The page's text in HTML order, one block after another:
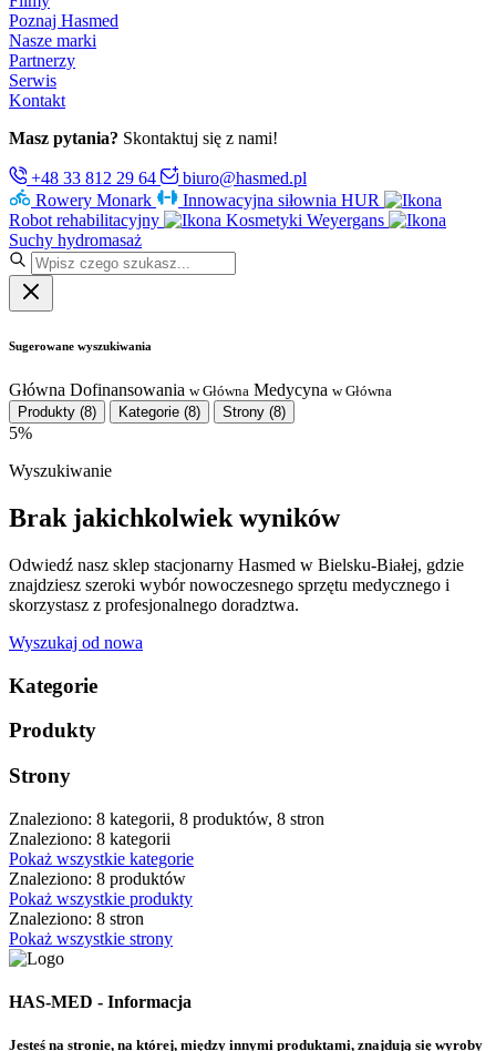
Poznaj Hasmed
Nasze marki
Partnerzy
Serwis
Kontakt
Masz pytania? Skontaktuj się z nami!
+48 33 812 29 64
biuro@hasmed.pl
Rowery Monark
Innowacyjna siłownia HUR
Robot rehabilitacyjny
Kosmetyki Weyergans
Suchy hydromasaż
Sugerowane wyszukiwania
Główna Dofinansowania w Główna Medycyna w Główna
Produkty (8) Kategorie (8) Strony (8)
5%
Wyszukiwanie
Brak jakichkolwiek wyników
Odwiedź nasz sklep stacjonarny Hasmed w Bielsku-Białej, gdzie
znajdziesz szeroki wybór nowoczesnego sprzętu medycznego i
skorzystasz z profesjonalnego doradztwa.
Wyszukaj od nowa
Kategorie
Produkty
Strony
Znaleziono: 8 kategorii, 8 produktów, 8 stron
Znaleziono: 8 kategorii
Pokaż wszystkie kategorie
Znaleziono: 8 produktów
Pokaż wszystkie produkty
Znaleziono: 8 stron
Pokaż wszystkie strony
HAS-MED - Informacja
Jesteś na stronie, na której, między innymi produktami, znajdują się wyroby